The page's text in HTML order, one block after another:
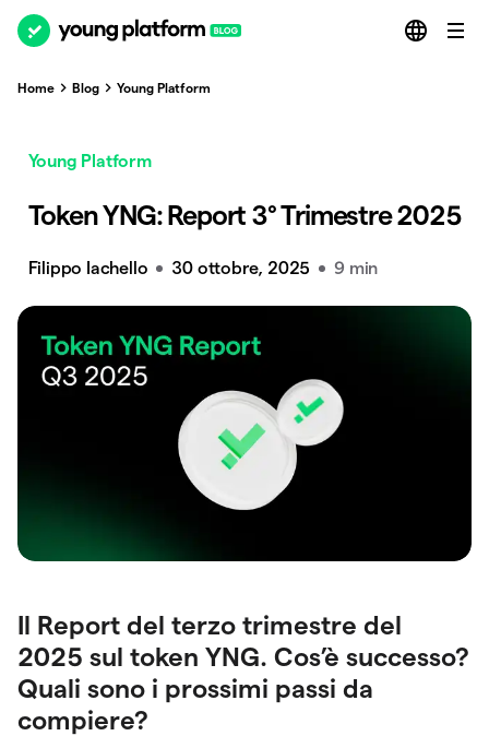
Home Blog Young Platform
Young Platform
Token YNG: Report 3° Trimestre 2025
Filippo Iachello 30 ottobre, 2025 9 min
Il Report del terzo trimestre del
2025 sul token YNG. Cos’è successo?
Quali sono i prossimi passi da
compiere?